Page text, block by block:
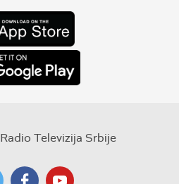
Radio Televizija Srbije